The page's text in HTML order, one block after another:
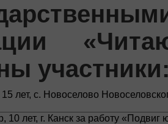
лет, с. Новоселово
10 лет, г. Канск за работу «Подвиг